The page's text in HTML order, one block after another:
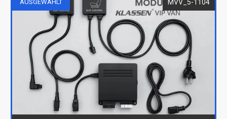
3-Punkt-Sicherheitsgurt
Nach gesetzlichen Bestimmungen und EG-Norm
geprüft
AUSGEWÄHLT MVV_5-1104